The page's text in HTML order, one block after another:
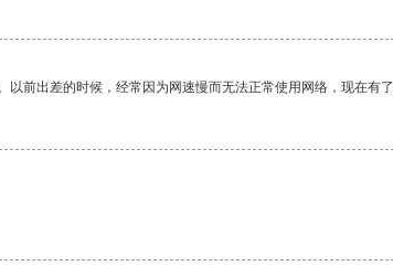
前出差的时候，经常因为网速慢而无法正常使用网络，现在有